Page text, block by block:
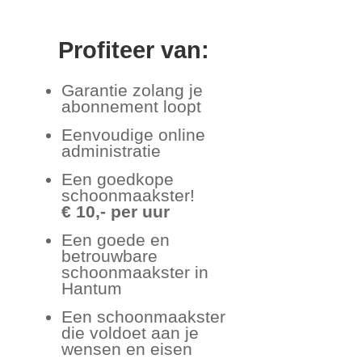
Profiteer van:
Garantie zolang je
abonnement loopt
Eenvoudige online
administratie
Een goedkope
schoonmaakster!
€ 10,- per uur
Een goede en
betrouwbare
schoonmaakster in
Hantum
Een schoonmaakster
die voldoet aan je
wensen en eisen